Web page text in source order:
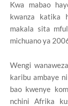
Kwa mabao
kwanza katika
makala sita
michuano ya
Wengi
karibu ambaye
bao kwenye
nchini Afrika